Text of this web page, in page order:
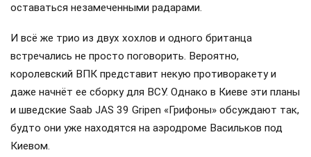
оставаться незамеченными радарами.
И всё же трио из двух хохлов и одного британца
встречались не просто поговорить. Вероятно,
королевский ВПК представит некую противоракету и
даже начнёт ее сборку для ВСУ. Однако в Киеве эти планы
и шведские Saab JAS 39 Gripen «Грифоны» обсуждают так,
будто они уже находятся на аэродроме Васильков под
Киевом.